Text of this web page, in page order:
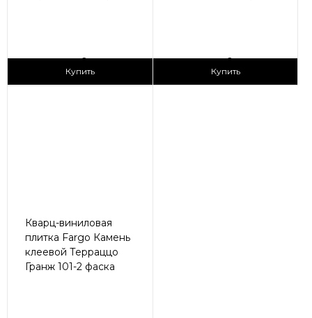
2
Купить
2
Купить
Кварц-виниловая
плитка Fargo Камень
клеевой Терраццо
Гранж 101-2 фаска